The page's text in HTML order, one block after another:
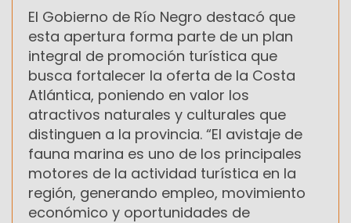
El Gobierno de Río Negro destacó que
esta apertura forma parte de un plan
integral de promoción turística que
busca fortalecer la oferta de la Costa
Atlántica, poniendo en valor los
atractivos naturales y culturales que
distinguen a la provincia. “El avistaje de
fauna marina es uno de los principales
motores de la actividad turística en la
región, generando empleo, movimiento
económico y oportunidades de